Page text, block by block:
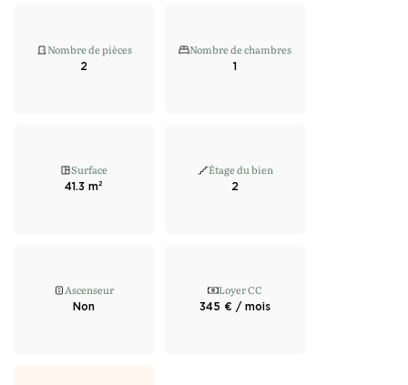
Nombre de pièces
2
Nombre de chambres
1
Surface
41.3 m²
Étage du bien
2
Ascenseur
Non
Loyer CC
345 € / mois